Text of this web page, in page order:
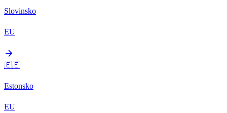
Slovinsko
EU
arrow_forward
🇪🇪
Estonsko
EU